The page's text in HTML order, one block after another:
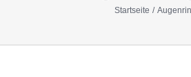
Startseite